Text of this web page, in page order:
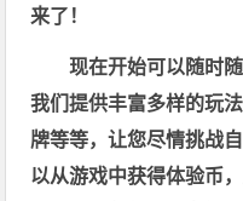
来了！
现在开始可以随时
我们提供丰富多样的玩
牌等等，让您尽情挑战
以从游戏中获得体验币